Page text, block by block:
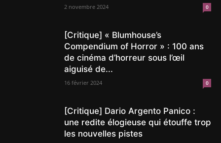
2 novembre 2024 0
[Critique] « Blumhouse’s
Compendium of Horror » : 100 ans
de cinéma d’horreur sous l’œil
aiguisé de...
16 février 2024 0
[Critique] Dario Argento Panico :
une redite élogieuse qui étouffe trop
les nouvelles pistes